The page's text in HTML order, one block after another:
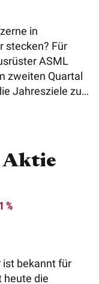
in
stecken? Für
ASML
zweiten Quartal
Jahresziele zum
Aktie
%
bekannt für
heute die